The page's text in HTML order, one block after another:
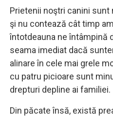
Prietenii noştri canini
şi nu contează cât timp
întotdeauna ne întâmpină
seama imediat dacă
alinare în cele mai grele
cu patru picioare sunt
drepturi depline ai familiei.
Din păcate însă, există